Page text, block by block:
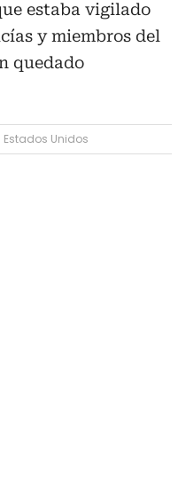
estaba vigilado
y miembros del
quedado
Estados Unidos